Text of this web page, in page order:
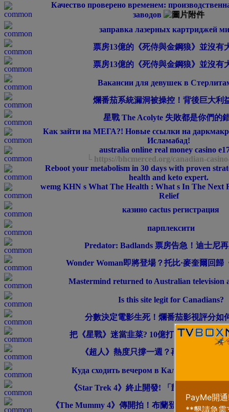
Качество проверено временем:
заводов
заправка лазерных картриджей
票房13億的《死侍與金鋼狼》並沒有
票房13億的《死侍與金鋼狼》並沒有
Вакансии для девушек в
爛番茄系統漏洞被操控！背後巨大利
星戰 The Acolyte 失敗都是你們的
Как зайти на МЕГА?! Новые ссылки на
Исламабад!
australia online real money casino
└ https://bhcmerced.org/canadian-
Reboot your metabolism in 30 days with proven
health and keto expert.
wemg KHN s What The Health : What s In The Next
Relief
казино cactus регистрация
парплексити
Predator: Badlands 票房告急！迪士尼
Wonder Woman即將登場？托比·麥奎爾回歸
Mastermind returned to Australian television
Is this site legit for Canadians?
分數決定電影生死！爛番茄影視評分如
把《星戰》迷當韭菜? 10億打造《星戰》體
《超人》熱度只撐一週？再度被《黑亞
Куда сходить вечером в Калуге: от баров
《Star Trek 4》終止開發! 「凱爾文宇宙」
《The Mummy 4》傳開拍！布蘭登費雪、瑞秋